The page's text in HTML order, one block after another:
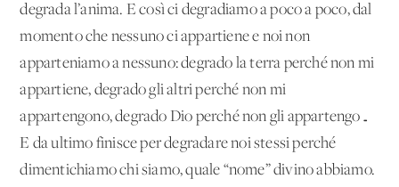
degrada l’anima. E così ci degradiamo a poco a poco, dal
momento che nessuno ci appartiene e noi non
apparteniamo a nessuno: degrado la terra perché non mi
appartiene, degrado gli altri perché non mi
appartengono, degrado Dio perché non gli appartengo…
E da ultimo finisce per degradare noi stessi perché
dimentichiamo chi siamo, quale “nome” divino abbiamo.